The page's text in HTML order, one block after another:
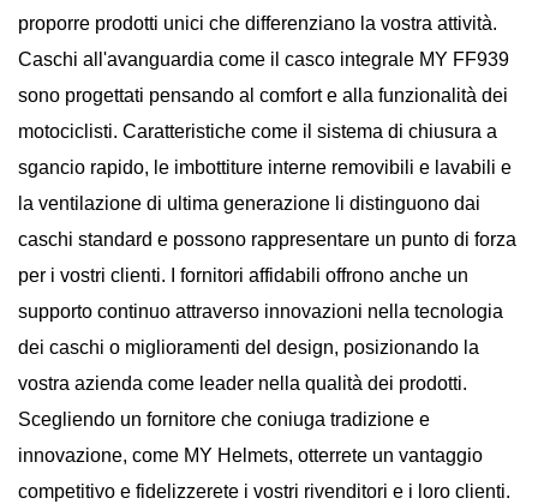
proporre prodotti unici che differenziano la vostra attività.
Caschi all'avanguardia come il casco integrale MY FF939
sono progettati pensando al comfort e alla funzionalità dei
motociclisti. Caratteristiche come il sistema di chiusura a
sgancio rapido, le imbottiture interne removibili e lavabili e
la ventilazione di ultima generazione li distinguono dai
caschi standard e possono rappresentare un punto di forza
per i vostri clienti. I fornitori affidabili offrono anche un
supporto continuo attraverso innovazioni nella tecnologia
dei caschi o miglioramenti del design, posizionando la
vostra azienda come leader nella qualità dei prodotti.
Scegliendo un fornitore che coniuga tradizione e
innovazione, come MY Helmets, otterrete un vantaggio
competitivo e fidelizzerete i vostri rivenditori e i loro clienti.